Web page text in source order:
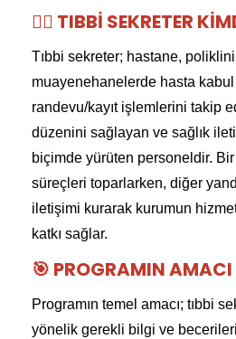
👩‍⚕️ TIBBI SEKRETER
Tıbbi sekreter; hastane,
muayenehanelerde hasta
randevu/kayıt işlemlerini takip
düzenini sağlayan ve sağlık
biçimde yürüten personeldir.
süreçleri toparlarken, diğer
iletişimi kurarak kurumun
katkı sağlar.
🎯 PROGRAMIN AMACI
Programın temel amacı; tıbbi
yönelik gerekli bilgi ve becerileri